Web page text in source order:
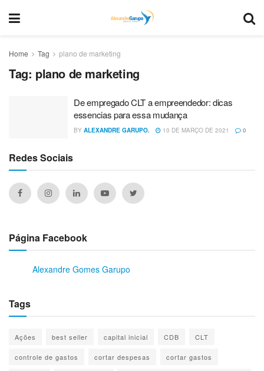
Home Tag plano de marketing
Tag: plano de marketing
De empregado CLT a empreendedor: dicas
essencias para essa mudança
BY ALEXANDRE GARUPO. 10 DE MARÇO DE 2021 0
Redes Sociais
Página Facebook
Alexandre Gomes Garupo
Tags
Ações best seller capital inicial CDB CLT
controle de gastos cortar despesas cortar gastos